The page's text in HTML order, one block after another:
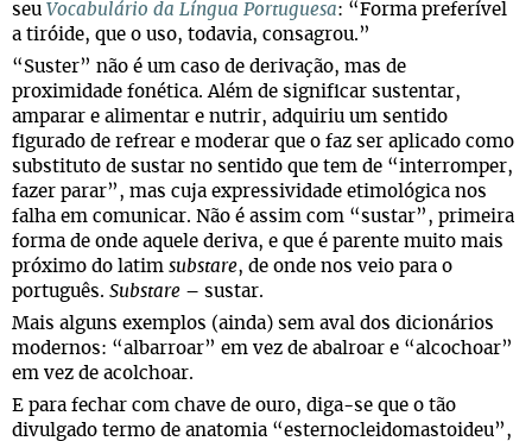
seu Vocabulário da Língua Portuguesa: “Forma preferível
a tiróide, que o uso, todavia, consagrou.”
“Suster” não é um caso de derivação, mas de
proximidade fonética. Além de significar sustentar,
amparar e alimentar e nutrir, adquiriu um sentido
figurado de refrear e moderar que o faz ser aplicado como
substituto de sustar no sentido que tem de “interromper,
fazer parar”, mas cuja expressividade etimológica nos
falha em comunicar. Não é assim com “sustar”, primeira
forma de onde aquele deriva, e que é parente muito mais
próximo do latim substare, de onde nos veio para o
português. Substare – sustar.
Mais alguns exemplos (ainda) sem aval dos dicionários
modernos: “albarroar” em vez de abalroar e “alcochoar”
em vez de acolchoar.
E para fechar com chave de ouro, diga-se que o tão
divulgado termo de anatomia “esternocleidomastoideu”,